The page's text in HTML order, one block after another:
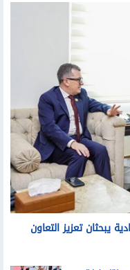
يبحثان تعزيز التعاون